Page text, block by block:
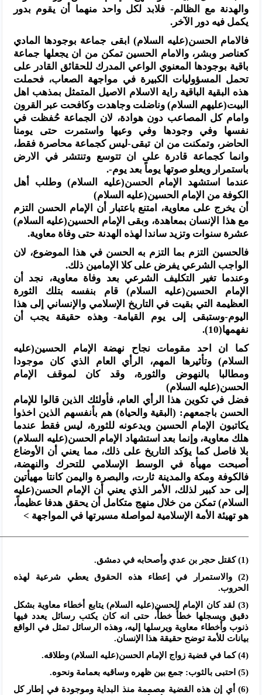
والهدنة مع الظالم- فلابد لكل واحد منهما أن يقوم بدور
يكمل فيه دور الآخر.
فالامام الحسن(عليه السلام) ابقى جماعة بوجودها المادي
كعناصر وبشر، والامام الحسين تمكن من ان يجعلها جماعة
باقية بوجودها المعنوي الواعي المدرك للحقائق القادر على
تحمل المسؤوليات الكبيرة في مواجهة الصعاب، فحملت
هذه البقية الباقية راية الاسلام الاصيل المتمثل بمذهب اهل
البيت(عليهم السلام) وناضلت وجاهدت وكافحت عبر القرون
وامام كل المصاعب دون هوادة، لان الجماعة حُفظت في
نفسها وفي وجودها وفي وعيها واستمرت حتى يومنا
الحاضر، وتمكنت من ان تبقى-ليس كجماعة محاصرة فقط،
وانما كجماعة قادرة على ان تتوسع وتنتشر في الارض
باستمرار ويعلو صوتها يوماً بعد يوم-.
عندما استشهد الإمام الحسن(عليه السلام) وطلب أهل
الكوفة من الإمام الحسين(عليه السلام)
أن يخرج على معاوية، امتنع باعتبار أن الإمام الحسن التزم
مع هذا الإنسان بمعاهدة، وبقى الإمام الحسين(عليه السلام)
عشرة سنوات وتزيد ساندا لهذه الهدنة حتى وفاة معاوية.
فالحسين التزم بما التزم به الحسن في هذا الموضوع، لان
الواجب الشرعي يفرض على كلا الإمامين ذلك.
وعندما تغير التكليف الشرعي بعد وفاة معاوية، نجد أن
الإمام الحسين(عليه السلام) قام بنفسه بتلك الثورة
العظيمة التي بقيت في التاريخ الإسلامي والإنساني إلى هذا
اليوم-وستبقى إلى يوم القيامة- وهذه حقيقة يجب أن
نفهمها(10).
كما ان احد مقومات نجاح نهضة الإمام الحسين(عليه
السلام) وتأثيرها المهم، الرأي العام الذي كان موجودا
ومطالبا بالنهوض والثورة، وقد كان لموقف الإمام
الحسن(عليه السلام)
فضل في تكوين هذا الرأي العام، فأولئك الذين قالوا للإمام
الحسن باجمعهم: (البقية والحياة) هم بأنفسهم الذين اخذوا
يكاتبون الإمام الحسين ويدعونه للثورة، ليس فقط عندما
هلك معاوية، وإنما بعد استشهاد الإمام الحسن(عليه السلام)
بلا فاصل كما يؤكد التاريخ على ذلك، مما يعني أن الأوضاع
أصبحت مهيأة في الوسط الإسلامي للتحرك والنهضة،
فالكوفة ومكة والمدينة ثارت، والبصرة واليمن كانتا مهيأتين
إلى حد كبير لذلك، الأمر الذي يعني أن الإمام الحسن(عليه
السلام) تمكن من خلال منهج متكامل أن يحقق هدفا عظيماً،
هو تهيئة الأمة الإسلامية لمواصلة مسيرتها في المواجهة >
(1) كقتل حجر بن عدي وأصحابه في دمشق.
(2) والاستمرار في إعطاء هذه الحقوق يعطي شرعية لهذه
الحروب.
(3) لقد كان الإمام الحسن(عليه السلام) يتابع أخطاء معاوية بشكل
دقيق ويسجلها خطأً خطأً، حتى انه كان يكتب رسائل يعدد فيها
ذنوب وأخطاء معاوية ويرسلها إليه، وهذه الرسائل تمثل في الواقع
بيانات للأمة توضح حقيقة هذا الإنسان.
(4) كما في قضية زواج الإمام الحسن(عليه السلام) وطلاقه.
(5) احتبى بالثوب: جمع بين ظهره وساقيه بعمامة ونحوه.
(6) أي إن هذه القضية مصممة منذ البداية وموجودة في إطار كل